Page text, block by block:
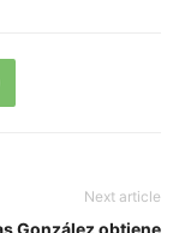
Next article
González obtiene